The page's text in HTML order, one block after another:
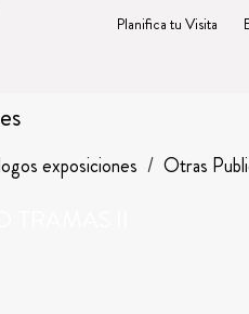
Planifica tu Visita
exposiciones / Otras